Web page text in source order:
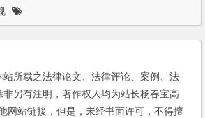
站所载之法律论文、法律评论、案例、法
非另有注明，著作权人均为站长杨春宝高
网站链接，但是，未经书面许可，不得擅